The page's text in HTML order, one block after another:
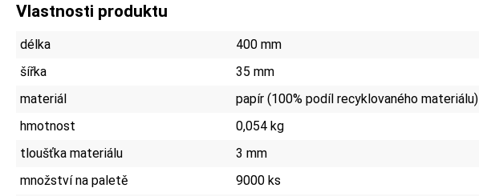
Vlastnosti produktu
délka
400 mm
šířka
35 mm
materiál
papír (100% podíl recyklovaného materiálu)
hmotnost
0,054 kg
tloušťka materiálu
3 mm
množství na paletě
9000 ks